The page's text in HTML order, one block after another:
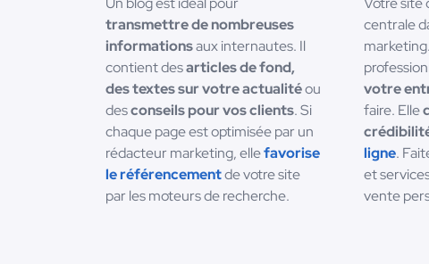
transmettre de nombreuses
informationsaux internautes. Il
contient desarticles de fond,
des textes sur votre actualitéou
desconseils pour vos clients. Si
chaque page est optimisée par un
rédacteur marketing, ellefavorise
le référencementde votre site
par les moteurs de recherche.
centrale
votre
faire. Elle
ligne.
et
vente